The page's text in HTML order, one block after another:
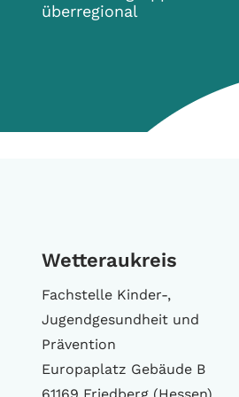
überregional
Wetteraukreis
Fachstelle Kinder-,
Jugendgesundheit und
Prävention
Europaplatz Gebäude B